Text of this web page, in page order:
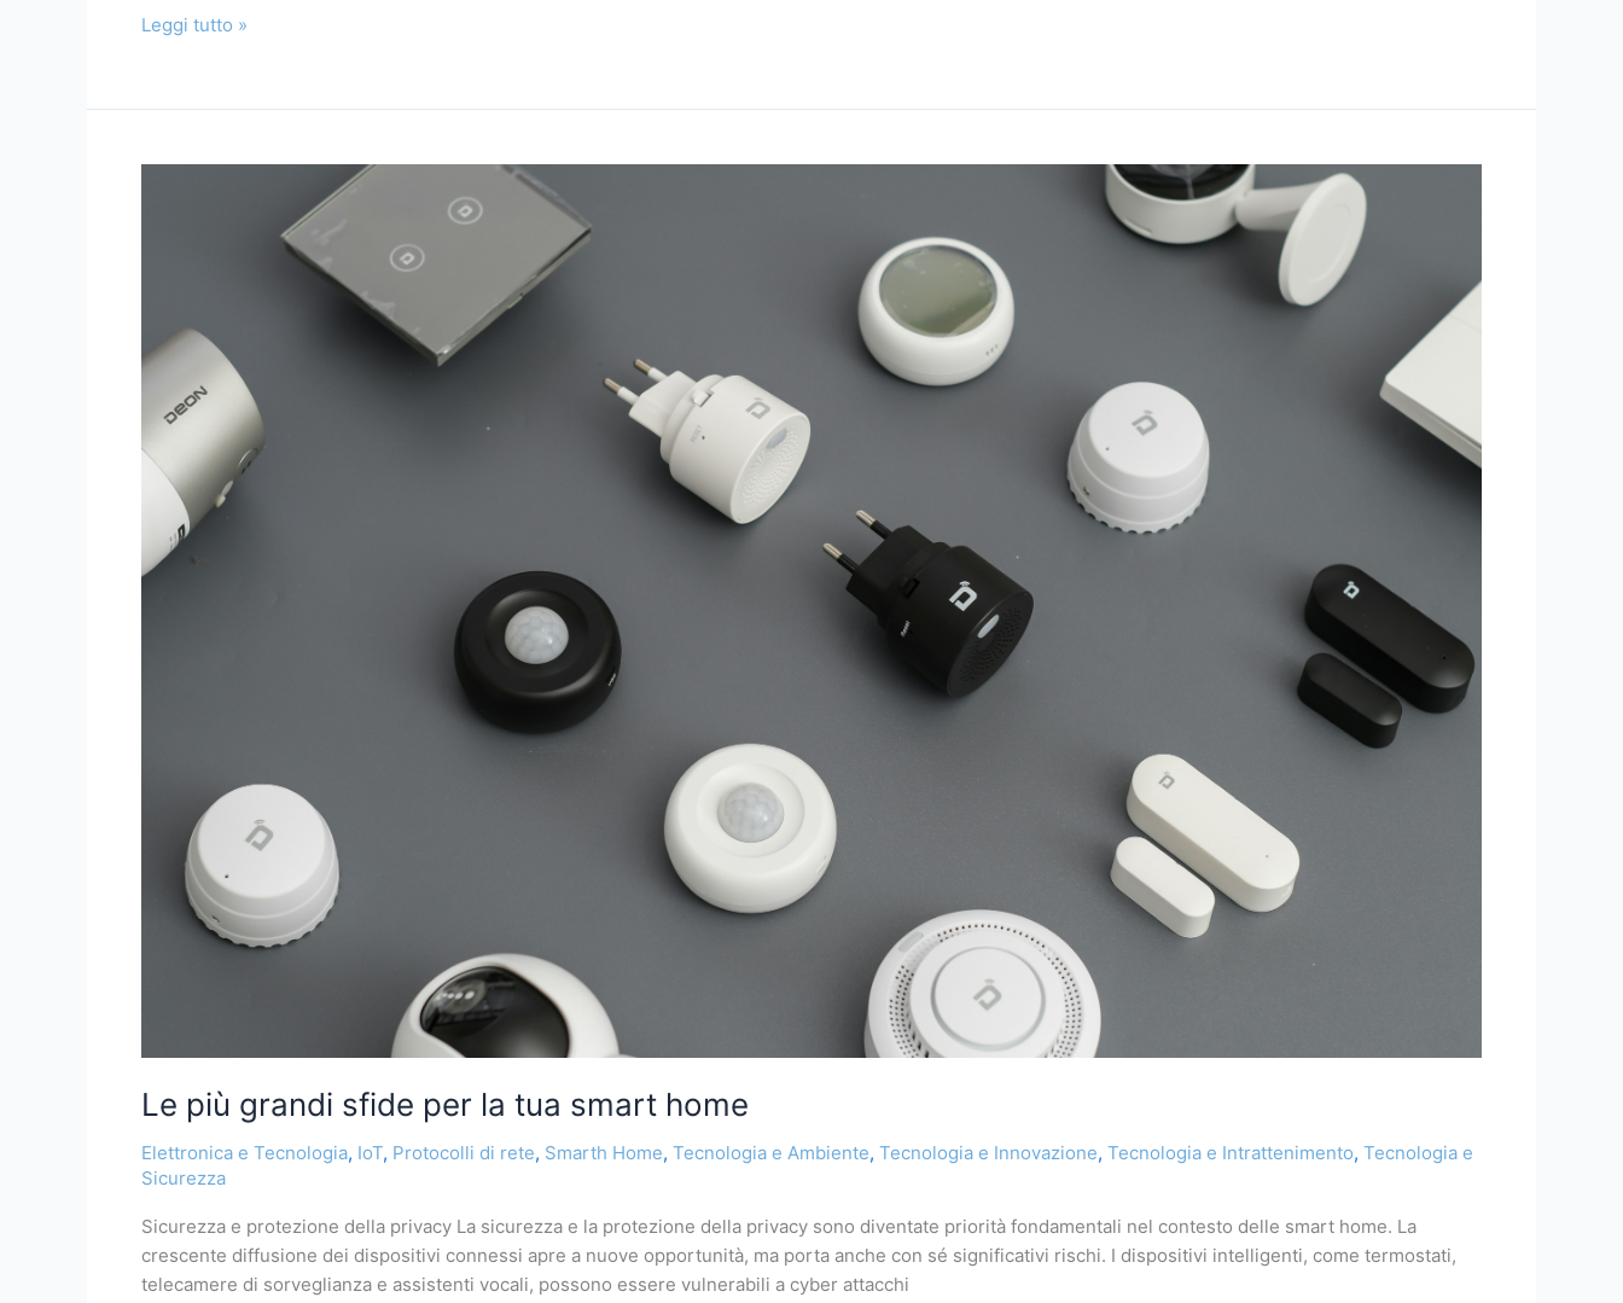
Te
Leggi tutto »
Le più grandi sfide per la tua smart home
Elettronica e Tecnologia, IoT, Protocolli di rete, Smarth Home, Tecnologia e Ambiente, Tecnologia e Innovazione, Tecnologia e Intrattenimento, Tecnologia e
Sicurezza
Sicurezza e protezione della privacy La sicurezza e la protezione della privacy sono diventate priorità fondamentali nel contesto delle smart home. La
crescente diffusione dei dispositivi connessi apre a nuove opportunità, ma porta anche con sé significativi rischi. I dispositivi intelligenti, come termostati,
telecamere di sorveglianza e assistenti vocali, possono essere vulnerabili a cyber attacchi
tua
home